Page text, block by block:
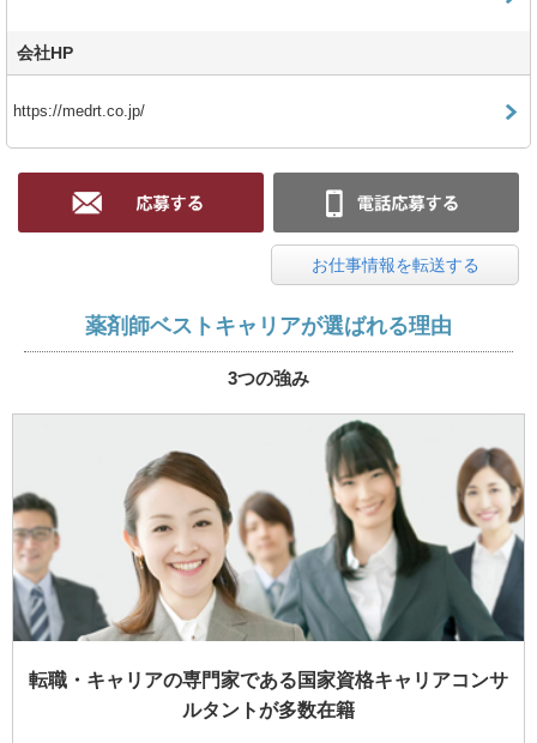
会社HP
https://medrt.co.jp/
お仕事情報を転送する
薬剤師ベストキャリアが選ばれる理由
3つの強み
転職・キャリアの専門家である国家資格キャリアコンサ
ルタントが多数在籍